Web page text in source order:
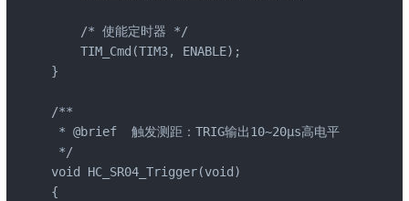
    /* 使能定时器 */
    TIM_Cmd(TIM3, ENABLE);
}
/**
* @brief  触发测距：TRIG输出10~20μs高电平
*/
void HC_SR04_Trigger(void)
{